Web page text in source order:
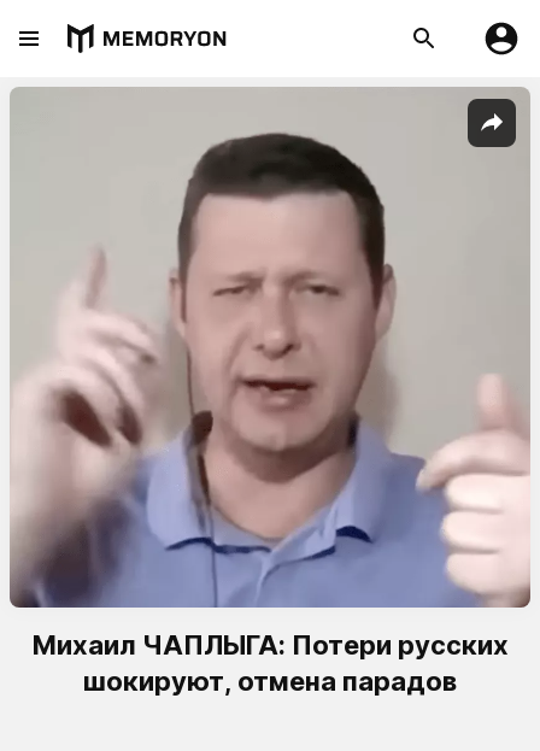
Михаил ЧАПЛЫГА: Потери русских
шокируют, отмена парадов